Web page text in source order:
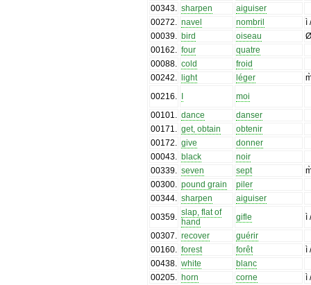
00343. sharpen
aiguiser
00272. navel nombril
ì
00039. bird oiseau
00162. four
quatre
00088. cold
froid
00242. light léger
00216. I
moi
00101. dance
danser
00171. get, obtain
obtenir
00172. give
donner
00043. black
noir
00339. seven sept
00300. pound grain
piler
00344. sharpen
aiguiser
00359. slap, flat of
hand
gifle
ì
00307. recover
guérir
00160. forest forêt
ì
00438. white
blanc
00205. horn corne
ì